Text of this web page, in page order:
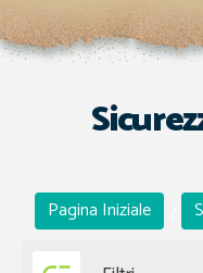
Pagina Iniziale